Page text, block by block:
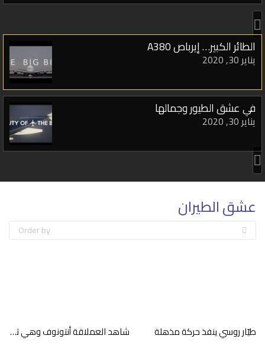
الطائر الكبير… إيرباص A380
يناير 30, 2020
في عشق الطيور وجمالها
يناير 30, 2020
فيلم الطيران في الفصول الأربعة
يناير 30, 2020
نظرة إبداعية على معرض رادوم للطيران 2015
يناير 30, 2020
عشق الطيران
Order by
شاهد العملاقة أنتونوف وهي تصول وتجول في السماء طيّار روسي ينفذ حركة مذهلة